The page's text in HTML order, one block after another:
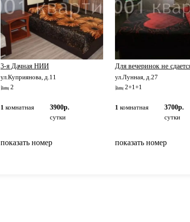
3-я Дачная НИИ
ул.Куприянова, д.11
2
1 комнатная
3900р.
сутки
показать номер
Для вечеринок не
ул.Лунная, д.27
2+1+1
1 комнатная
3700р.
сутки
показать номер